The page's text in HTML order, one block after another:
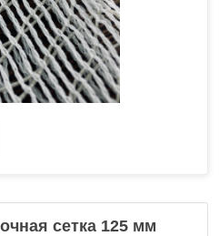
сетка 125 мм